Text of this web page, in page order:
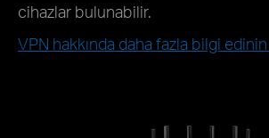
cihazlar bulunabilir.
VPN hakkında daha fazla bilgi